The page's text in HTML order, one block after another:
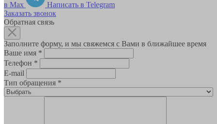
в Max
Написать в Telegram
Заказать звонок
Обратная связь
Заполните форму, и мы свяжемся с Вами в ближайшее время
Ваше имя *
Телефон *
E-mail
Тип обращения *